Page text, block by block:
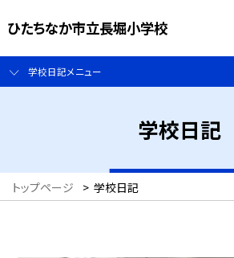
ひたちなか市立長堀小学校
学校日記メニュー
学校日記
トップページ > 学校日記